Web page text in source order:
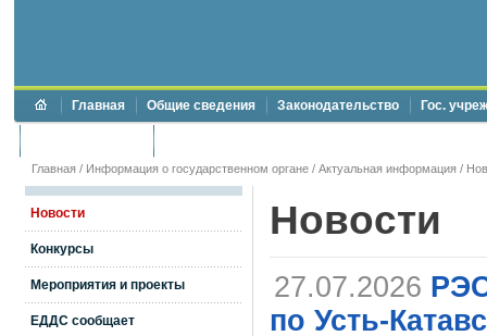
Главная Общие сведения Законодательство Гос.
Главная / Информация о государственном органе / Актуальная информация /
Новости
Конкурсы
Мероприятия и проекты
ЕДДС сообщает
Новости
27.07.2026
по Усть-